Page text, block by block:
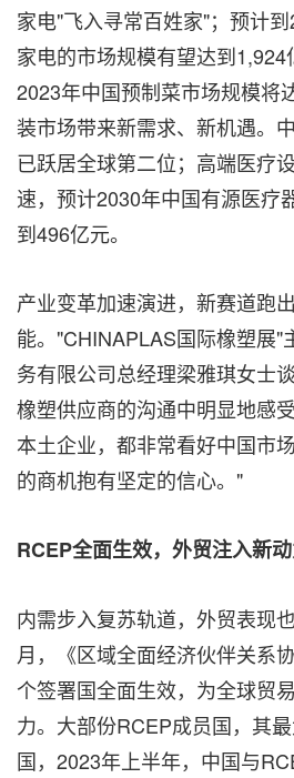
家电"飞入寻常百姓家"；预计
家电的市场规模有望达到
2023年中国预制菜市场规模将
装市场带来新需求、新机遇。
已跃居全球第二位；高端医疗
速，预计2030年中国有源医疗
到496亿元。
产业变革加速演进，新赛道跑
能。"CHINAPLAS国际橡塑展"
务有限公司总经理梁雅琪女士
橡塑供应商的沟通中明显地感
本土企业，都非常看好中国市
的商机抱有坚定的信心。"
RCEP全面生效，外贸注入新
内需步入复苏轨道，外贸表现
月，《区域全面经济伙伴关系
个签署国全面生效，为全球贸
力。大部份RCEP成员国，其
国，2023年上半年，中国与